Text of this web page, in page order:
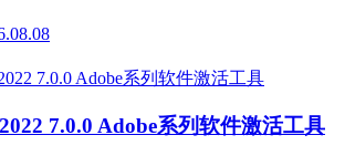
7.0.0 Adobe系列软件激活工具